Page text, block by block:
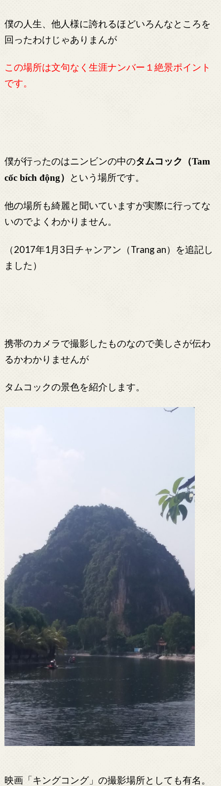
僕の人生、他人様に誇れるほどいろんなところを
回ったわけじゃありまんが
この場所は文句なく生涯ナンバー１絶景ポイント
です。
僕が行ったのはニンビンの中のタムコック（Tam
cốc bích động） という場所です。
他の場所も綺麗と聞いていますが実際に行ってな
いのでよくわかりません。
（2017年1月3日チャンアン（Trang an）を追記し
ました）
携帯のカメラで撮影したものなので美しさが伝わ
るかわかりませんが
タムコックの景色を紹介します。
映画「キングコング」の撮影場所としても有名。